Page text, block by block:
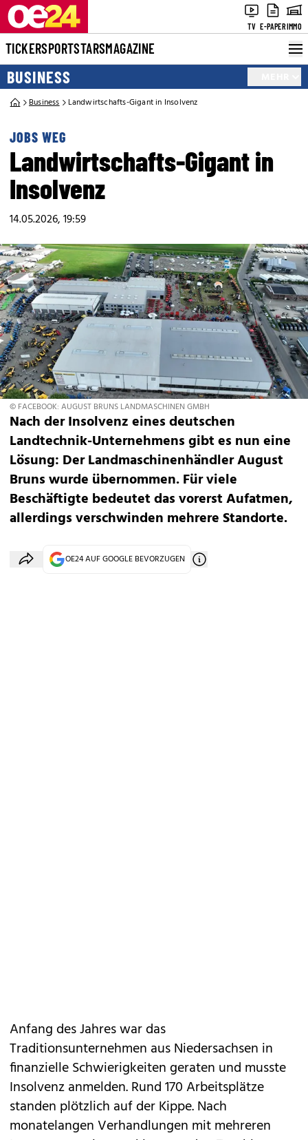
TV E-PAPERIMMO
TICKERSPORTSTARSMAGAZINE
BUSINESS
Business Landwirtschafts-Gigant in Insolvenz
JOBS WEG
Landwirtschafts-Gigant in
Insolvenz
14.05.2026, 19:59
© FACEBOOK: AUGUST BRUNS LANDMASCHINEN GMBH
Nach der Insolvenz eines deutschen
Landtechnik-Unternehmens gibt es nun eine
Lösung: Der Landmaschinenhändler August
Bruns wurde übernommen. Für viele
Beschäftigte bedeutet das vorerst Aufatmen,
allerdings verschwinden mehrere Standorte.
OE24 AUF GOOGLE BEVORZUGEN
Anfang des Jahres war das
Traditionsunternehmen aus Niedersachsen in
finanzielle Schwierigkeiten geraten und musste
Insolvenz anmelden. Rund 170 Arbeitsplätze
standen plötzlich auf der Kippe. Nach
monatelangen Verhandlungen mit mehreren